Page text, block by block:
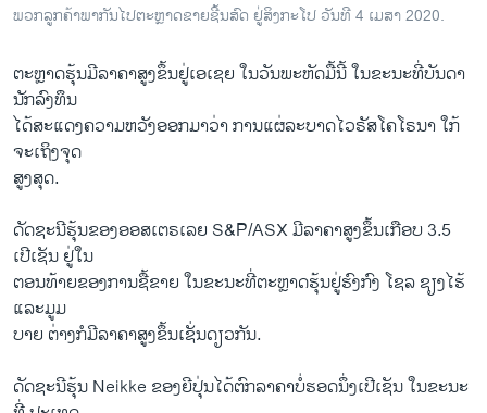
ວີດີໂອ
ສຽງ
ລາຍການກະຈາຍສຽງ
ລາຍງານ
ຕິດຕາມພວກເຮົາ ທີ່
ພາສາຕ່າງໆ
ພວກລູກຄ້າພາກັນໄປຕະຫຼາດຂາຍຊີ້ນສົດ ຢູ່ສິງກະໂປ ວັນທີ 4 ເມສາ 2020.
ຕະຫຼາດຮຸ້ນມີລາຄາສູງຂຶ້ນຢູ່ເອເຊຍ ໃນວັນພະຫັດມື້ນີ້ ໃນຂະນະທີ່ບັນດາ
ນັກລົງທຶນ
ໄດ້ສະແດງຄວາມຫວັງອອກມາວ່າ ການແຜ່ລະບາດໄວຣັສໂຄໂຣນາ ໃກ້
ຈະເຖິງຈຸດ
ສູງສຸດ.
ດັດຊະນີຮຸ້ນຂອງອອສເຕຣເລຍ S&P/ASX ມີລາຄາສູງຂຶ້ນເກືອບ 3.5
ເປີເຊັນ ຢູ່ໃນ
ຕອນທ້າຍຂອງການຊື້ຂາຍ ໃນຂະນະທີ່ຕະຫຼາດຮຸ້ນຢູ່ຮົງກົງ ໂຊລ ຊຽງໄຮ້
ແລະມູມ
ບາຍ ຕ່າງກໍມີລາຄາສູງຂຶ້ນເຊັ່ນດຽວກັນ.
ດັດຊະນີຮຸ້ນ Neikke ຂອງຍີປຸ່ນໄດ້ຕົກລາຄາບໍ່ຮອດນຶ່ງເປີເຊັນ ໃນຂະນະ